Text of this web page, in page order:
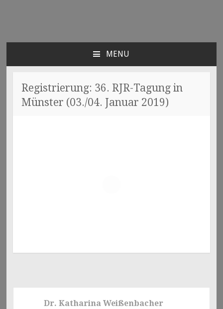
Radio Jazz Research e.V.
MENU
CONTENT
Registrierung: 36. RJR-Tagung in
Münster (03./04. Januar 2019)
Dr. Katharina Weißenbacher